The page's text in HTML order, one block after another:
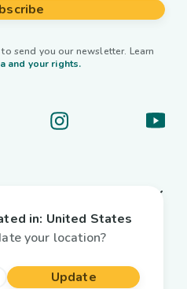
send you our newsletter. Learn
and your rights.
in: United States
your location?
Update